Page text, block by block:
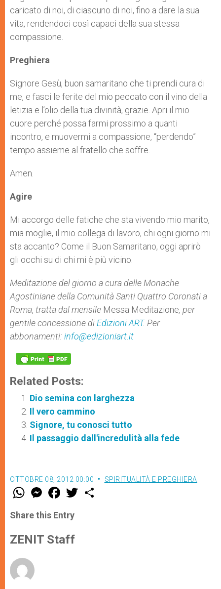
caricato di noi, di ciascuno di noi, fino a dare la sua
vita, rendendoci così capaci della sua stessa
compassione.
Preghiera
Signore Gesù, buon samaritano che ti prendi cura di
me, e fasci le ferite del mio peccato con il vino della
letizia e l’olio della tua divinità, grazie. Apri il mio
cuore perché possa farmi prossimo a quanti
incontro, e muovermi a compassione, “perdendo”
tempo assieme al fratello che soffre.
Amen.
Agire
Mi accorgo delle fatiche che sta vivendo mio marito,
mia moglie, il mio collega di lavoro, chi ogni giorno mi
sta accanto? Come il Buon Samaritano, oggi aprirò
gli occhi su di chi mi è più vicino.
Meditazione del giorno a cura delle Monache
Agostiniane della Comunità Santi Quattro Coronati a
Roma, tratta dal mensile Messa Meditazione, per
gentile concessione di Edizioni ART. Per
abbonamenti: info@edizioniart.it
Related Posts:
Dio semina con larghezza
Il vero cammino
Signore, tu conosci tutto
Il passaggio dall'incredulità alla fede
OTTOBRE 08, 2012 00:00 SPIRITUALITÀ E PREGHIERA
W
t
s
p
p
M
e
s
e
g
e
F
a
e
b
o
k
w
Share this Entry
ZENIT Staff